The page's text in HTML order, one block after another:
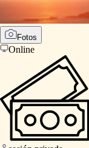
Fotos
Online